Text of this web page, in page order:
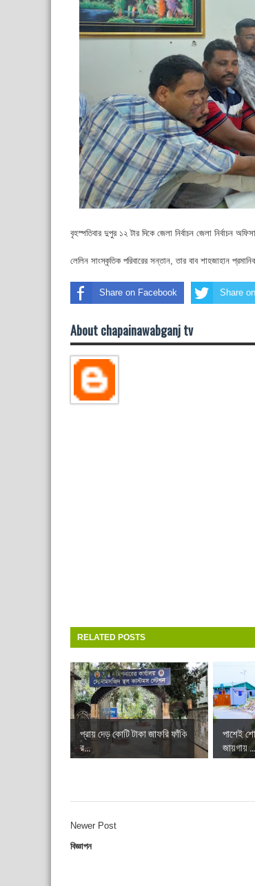
বৃহস্পতিবার দুপুর ১২ টার দিকে জেলা নির্বাচন জেলা নির্বাচন
লেলিন সাংস্কৃতিক পরিবারের সন্তান, তার বাব শাহজাহান
Share on Facebook Share
About chapainawabganj tv
RELATED POSTS
প্রায় দেড় কোটি টাকা জাফরি ফাঁকি
র...
পাশেই
জায়গায় ...
Newer Post
বিজ্ঞাপন